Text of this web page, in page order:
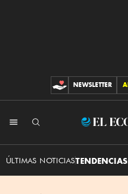
CONTRIBUCIONES
NEWSLETTER
ÚLTIMAS NOTICIAS